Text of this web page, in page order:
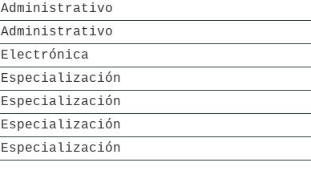
Administrativo
Administrativo
Electrónica
Especialización
Especialización
Especialización
Especialización